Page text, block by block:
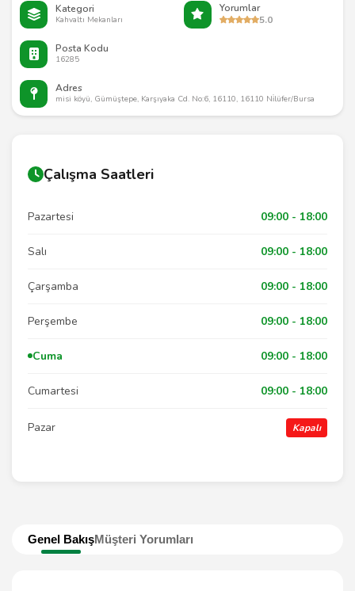
Kategori
Kahvaltı Mekanları
Yorumlar
5.0
Posta Kodu
16285
Adres
misi köyü, Gümüştepe, Karşıyaka Cd. No:6, 16110, 16110 Ni̇lüfer/Bursa
Genel BakışMüşteri Yorumları
Çalışma Saatleri
Pazartesi 09:00 - 18:00
Salı 09:00 - 18:00
Çarşamba 09:00 - 18:00
Perşembe 09:00 - 18:00
Cuma 09:00 - 18:00
Cumartesi 09:00 - 18:00
Pazar Kapalı